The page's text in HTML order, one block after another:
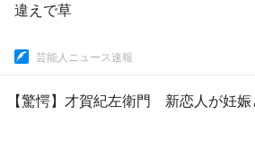
違えで草
芸能人ニュース速報
【驚愕】才賀紀左衛門 新恋人が妊娠